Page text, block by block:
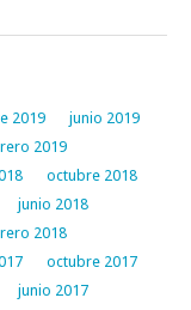
2019
junio 2019
2019
octubre 2018
junio 2018
2018
octubre 2017
junio 2017